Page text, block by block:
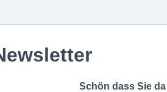
Schön dass Sie